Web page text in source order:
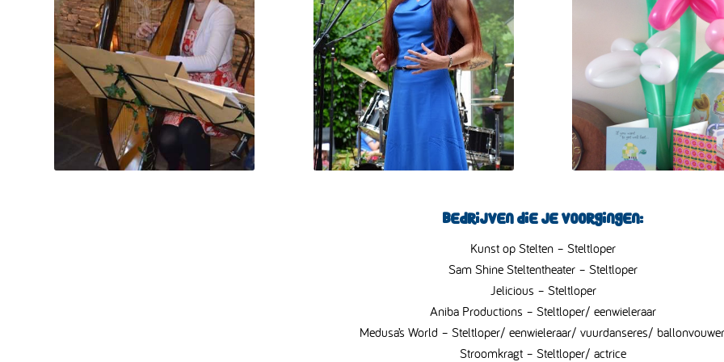
Bedrijven die je voorgingen:
Kunst op Stelten – Steltloper
Sam Shine Steltentheater – Steltloper
Jelicious – Steltloper
Aniba Productions – Steltloper/ eenwieleraar
Medusa’s World – Steltloper/ eenwieleraar/ vuurdanseres/
Stroomkragt – Steltloper/ actrice